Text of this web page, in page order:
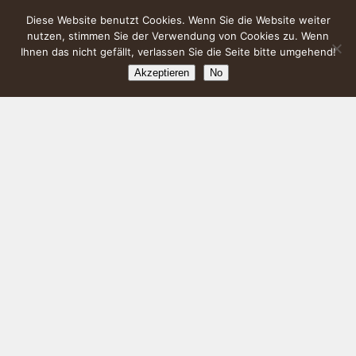
Diese Website benutzt Cookies. Wenn Sie die Website weiter
nutzen, stimmen Sie der Verwendung von Cookies zu. Wenn
Ihnen das nicht gefällt, verlassen Sie die Seite bitte umgehend!
Akzeptieren No